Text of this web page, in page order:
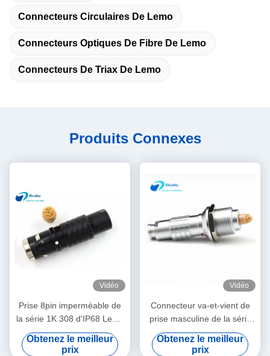
Connecteurs Circulaires De Lemo
Connecteurs Optiques De Fibre De Lemo
Connecteurs De Triax De Lemo
Produits Connexes
Vidéo
Prise 8pin imperméable de
la série 1K 308 d'IP68 Lemo
K avec la couleur noire
FGG.1K.308.CLAC
Obtenez le meilleur
prix
Vidéo
Connecteur va-et-vient de
prise masculine de la série
0K 2pin de Lemo K de
connecteur circulaire
Obtenez le meilleur
prix